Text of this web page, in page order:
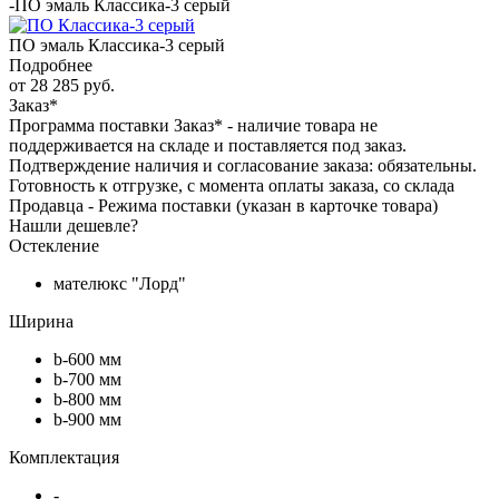
- ПО эмаль Классика-3 серый
ПО эмаль Классика-3 серый
Подробнее
от 28 285 руб.
Заказ*
Программа поставки Заказ* - наличие товара не
поддерживается на складе и поставляется под заказ.
Подтверждение наличия и согласование заказа: обязательны.
Готовность к отгрузке, с момента оплаты заказа, со склада
Продавца - Режима поставки (указан в карточке товара)
Нашли дешевле?
Остекление
мателюкс "Лорд"
Ширина
b-600 мм
b-700 мм
b-800 мм
b-900 мм
Комплектация
-